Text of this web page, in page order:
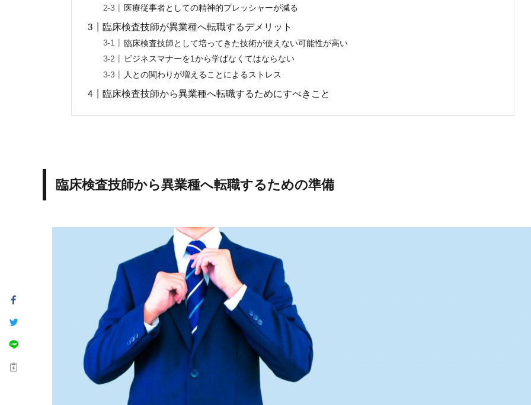
医療従事者としての精神的プレッシャーが減る
臨床検査技師が異業種へ転職するデメリット
臨床検査技師として培ってきた技術が使えない可能性が高い
ビジネスマナーを1から学ばなくてはならない
人との関わりが増えることによるストレス
臨床検査技師から異業種へ転職するためにすべきこと
臨床検査技師から異業種へ転職するための準備